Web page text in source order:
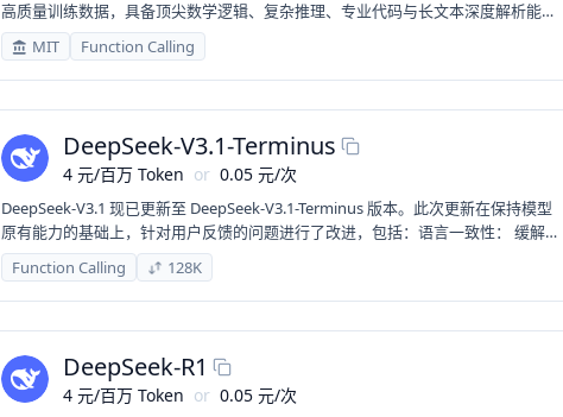
高质量训练数据，具备顶尖数学逻辑、复杂推理、专业代码与长文本深度解析能
力，适配高阶科研、复杂办公、深度智能代理等高难度场景。
MIT Function Calling
DeepSeek-V3.1-Terminus
4 元/百万 Token or 0.05 元/次
DeepSeek-V3.1 现已更新至 DeepSeek-V3.1-Terminus 版本。此次更新在保持模型
原有能力的基础上，针对用户反馈的问题进行了改进，包括：语言一致性： 缓解了
中英文混杂、偶发异常字符等情况；Agent 能力： 进一步优化了 Code Agent 与
Search Agent 的表现。
Function Calling 128K
DeepSeek-R1
4 元/百万 Token or 0.05 元/次